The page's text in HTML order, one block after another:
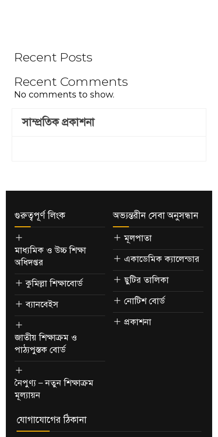
Recent Posts
Recent Comments
No comments to show.
সাম্প্রতিক প্রকাশনা
গুরুত্বপূর্ণ লিংক
মাধ্যমিক ও উচ্চ শিক্ষা
অধিদপ্তর
কুমিল্লা শিক্ষাবোর্ড
ব্যানবেইস
জাতীয় শিক্ষাক্রম ও
পাঠ্যপুস্তক বোর্ড
নৈপুণ্য – নতুন শিক্ষাক্রম
মূল্যায়ন
অভ্যন্তরীন সেবা অনুসন্ধান
মূলপাতা
একাডেমিক ক্যালেন্ডার
ছুটির তালিকা
নোটিশ বোর্ড
প্রকাশনা
যোগাযোগের ঠিকানা